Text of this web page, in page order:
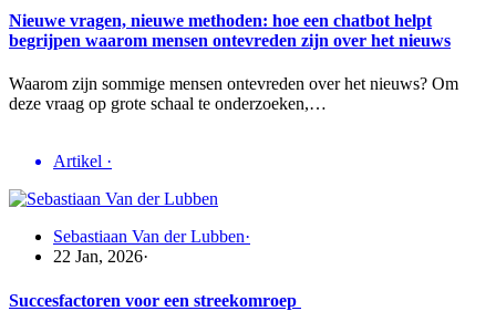
Nieuwe vragen, nieuwe methoden: hoe een chatbot helpt
begrijpen waarom mensen ontevreden zijn over het nieuws
Waarom zijn sommige mensen ontevreden over het nieuws? Om
deze vraag op grote schaal te onderzoeken,…
Artikel ·
Sebastiaan Van der Lubben·
22 Jan, 2026·
Succesfactoren voor een streekomroep